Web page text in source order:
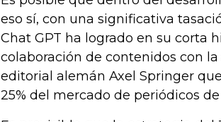
eso sí, con una significativa
Chat GPT ha logrado en su corta
colaboración de contenidos con
editorial alemán Axel Springer
25% del mercado de periódicos